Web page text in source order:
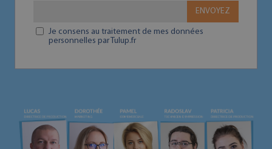
ENVOYEZ
Je consens au traitement de mes données
personnelles par Tulup.fr